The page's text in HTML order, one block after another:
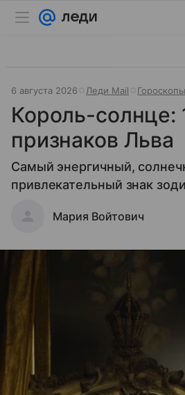
6 августа 2026 Леди Mail Гороскопы
Король-солнце:
признаков Льва
Самый энергичный,
привлекательный знак
Мария Войтович